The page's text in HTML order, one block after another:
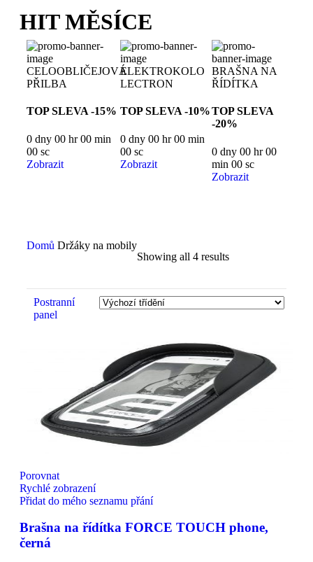
HIT MĚSÍCE
CELOOBLIČEJOVÁ
PŘILBA
TOP SLEVA -15%
0 dny 00 hr00 min
00 sc
Zobrazit
ELEKTROKOLO
LECTRON
TOP SLEVA -10%
0dny00hr00min
00sc
Zobrazit
BRAŠNA NA
ŘÍDÍTKA
TOP SLEVA
-20%
0dny00hr00
min00sc
Zobrazit
Domů Držáky na mobily
Showing all 4 results
Postranní
panel
Porovnat
Rychlé zobrazení
Přidat do mého seznamu přání
Brašna na řídítka FORCE TOUCH phone,
černá